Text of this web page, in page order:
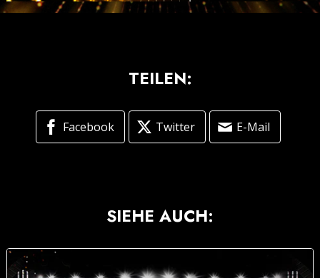
TEILEN:
Facebook Twitter E-Mail
SIEHE AUCH: